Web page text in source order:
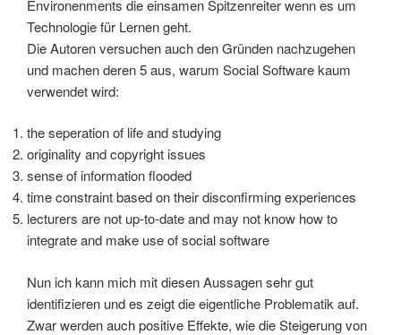
Environenments die einsamen Spitzenreiter wenn es um
Technologie für Lernen geht.
Die Autoren versuchen auch den Gründen nachzugehen
und machen deren 5 aus, warum Social Software kaum
verwendet wird:
the seperation of life and studying
originality and copyright issues
sense of information flooded
time constraint based on their disconfirming experiences
lecturers are not up-to-date and may not know how to
integrate and make use of social software
Nun ich kann mich mit diesen Aussagen sehr gut
identifizieren und es zeigt die eigentliche Problematik auf.
Zwar werden auch positive Effekte, wie die Steigerung von